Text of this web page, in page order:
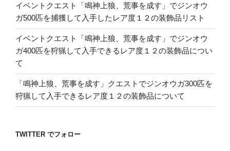
イベントクエスト「鳴神上狼、荒事を成す」でジンオウ
ガ500匹を捕獲して入手したレア度１２の装飾品リスト
イベントクエスト「鳴神上狼、荒事を成す」でジンオウ
ガ400匹を狩猟して入手できるレア度１２の装飾品につい
て
「鳴神上狼、荒事を成す」クエストでジンオウガ300匹を
狩猟して入手できるレア度１２の装飾品について
TWITTER でフォロー